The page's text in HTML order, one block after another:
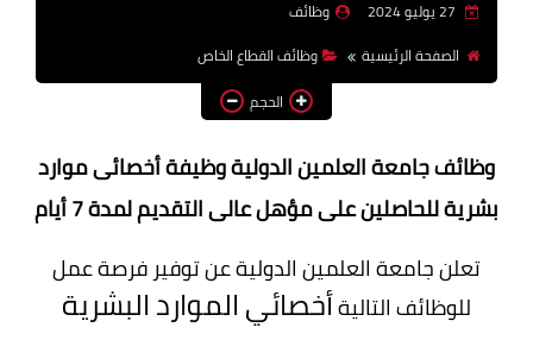
بالجامعات والمعاهد
اخبار
وظائف
الصفحة الرئيسية
وظائف القطاع الخاص
الحجم
وظائف جامعة العلمين الدولية وظيفة أخصائى موارد
بشرية للحاصلين على مؤهل عالى التقديم لمدة 7 أيام
تعلن جامعة العلمين الدولية عن توفير فرصة عمل
للوظائف التاليةأخصائي الموارد البشرية